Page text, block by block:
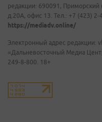
редакции: 690091, Приморский
д.20А, офис 13. Тел.: +7 (423) 2-
https://mediadv.online/
Электронный адрес редакции:
«Дальневосточный Медиа
249-8-800. 18+